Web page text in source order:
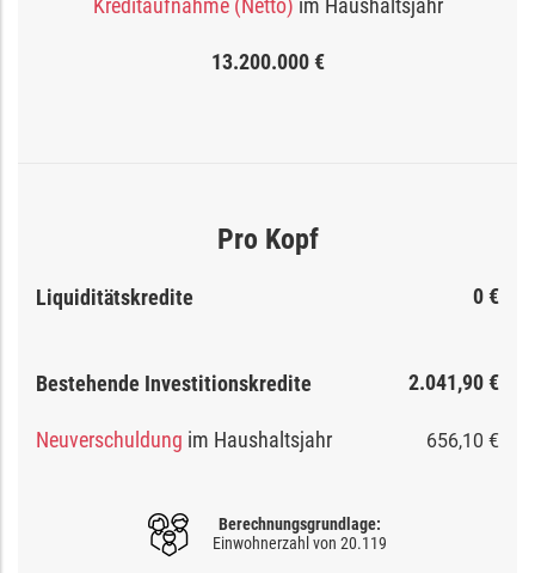
Kreditaufnahme (Netto) im Haushaltsjahr
13.200.000 €
Pro Kopf
Liquiditätskredite 0 €
Bestehende Investitionskredite 2.041,90 €
Neuverschuldung im Haushaltsjahr 656,10 €
Berechnungsgrundlage:
Einwohnerzahl von 20.119